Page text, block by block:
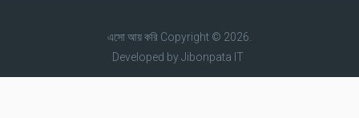
এসো আয় করিCopyright © 2026.
Developed byJibonpata IT